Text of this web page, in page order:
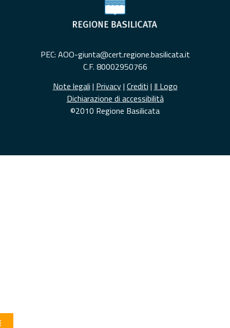
PEC: AOO-giunta@cert.regione.basilicata.it
C.F. 80002950766
Note legali | Privacy| Crediti | Il Logo
Dichiarazione di accessibilità
©2010 Regione Basilicata